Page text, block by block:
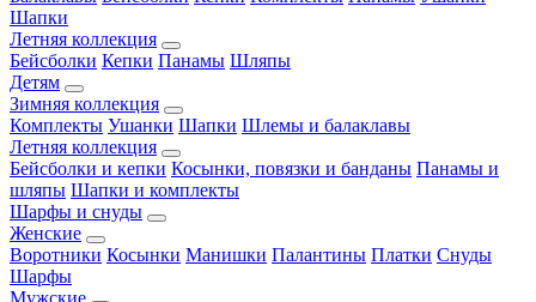
Шапки
Летняя коллекция
Бейсболки Кепки Панамы Шляпы
Детям
Зимняя коллекция
Комплекты Ушанки Шапки Шлемы и балаклавы
Летняя коллекция
Бейсболки и кепки Косынки, повязки и банданы Панамы и
шляпы Шапки и комплекты
Шарфы и снуды
Женские
Воротники Косынки Манишки Палантины Платки Снуды
Шарфы
Мужские